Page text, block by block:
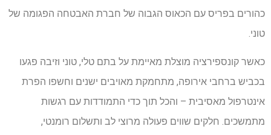
כהורים בפריס עם הכאוס הגבוה של חברת האבטחה הפגומה של
טוני.
כאשר קונספירציה מוצלת מאיימת על בתם טלי, טוני וזיבה פגעו
בכביש ברחבי אירופה, מתחמקת מאויבים ישנים וחשפו הפרת
אינטרפול מאסיבית – והכל תוך כדי התמודדות עם רגשות
מתמשכים. חלקים שווים פעולה מרוצי לב ותשלום רומנטי,